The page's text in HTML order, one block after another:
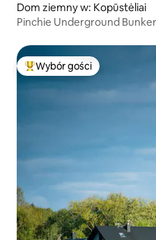
Dom ziemny w: Kopūstėliai
Pinchie Underground Bunker
Najpopularniejsze z kategorii
Wybór gości